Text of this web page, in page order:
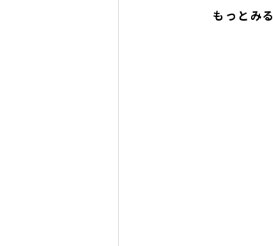
2019(277)もっとみる